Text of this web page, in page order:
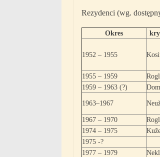
Rezydenci (wg.
Okres
1952 – 1955
1955 – 1959
Rogl
1959 – 1963 (?)
1963–1967
1967 – 1970
Rogl
1974 – 1975
1975 -?
1977 – 1979